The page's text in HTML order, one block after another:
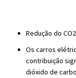
Redução do
Os carros
contribuição
dióxido de